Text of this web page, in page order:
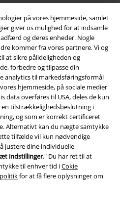
på vores hjemmeside, samlet
giver os mulighed for at indsamle
og deres enheder. Nogle
kommer fra vores partnere. Vi og
at sikre pålideligheden og
forbedre og tilpasse din
analytics til markedsføringsformål
hjemmeside, på sociale medier
data overføres til USA, deles de kun
tilstrækkelighedsbeslutning i
og som er korrekt certificeret
Alternativt kan du nægte samtykke
tilfælde vil kun nødvendige
justere dine individuelle
indstillinger." Du har ret til at
til enhver tid iCokie
for at få flere oplysninger om